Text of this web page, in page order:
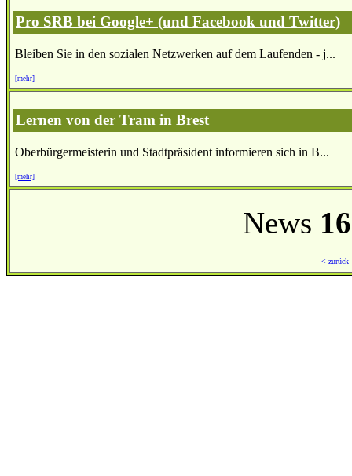
Pro SRB bei Google+ (und Facebook und Twitter)
Bleiben Sie in den sozialen Netzwerken auf dem Laufenden - j...
[mehr]
Lernen von der Tram in Brest
Oberbürgermeisterin und Stadtpräsident informieren sich in B...
[mehr]
News
< zurück